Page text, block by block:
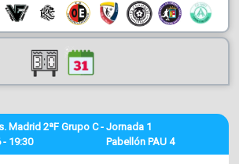
- 19:30
Madrid 2ªF Grupo C - Jornada 1
Pabellón PAU 4